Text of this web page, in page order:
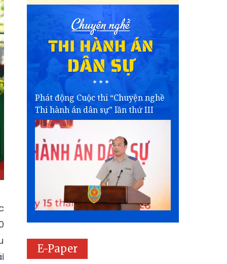
Phát động Cuộc thi “Chuyện nghề
Thi hành án dân sự” lần thứ III
E-Paper